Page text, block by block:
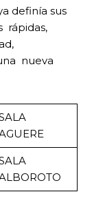
definía sus
rápidas,
nueva